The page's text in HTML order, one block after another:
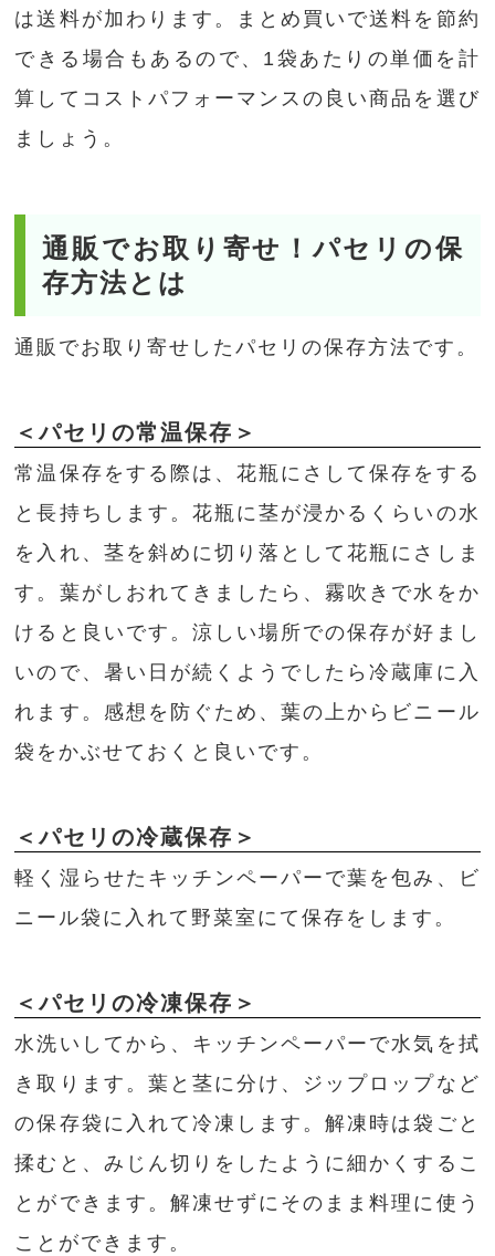
は送料が加わります。まとめ買いで送料を節約
できる場合もあるので、1袋あたりの単価を計
算してコストパフォーマンスの良い商品を選び
ましょう。
通販でお取り寄せ！パセリの保
存方法とは
通販でお取り寄せしたパセリの保存方法です。
＜パセリの常温保存＞
常温保存をする際は、花瓶にさして保存をする
と長持ちします。花瓶に茎が浸かるくらいの水
を入れ、茎を斜めに切り落として花瓶にさしま
す。葉がしおれてきましたら、霧吹きで水をか
けると良いです。涼しい場所での保存が好まし
いので、暑い日が続くようでしたら冷蔵庫に入
れます。感想を防ぐため、葉の上からビニール
袋をかぶせておくと良いです。
＜パセリの冷蔵保存＞
軽く湿らせたキッチンペーパーで葉を包み、ビ
ニール袋に入れて野菜室にて保存をします。
＜パセリの冷凍保存＞
水洗いしてから、キッチンペーパーで水気を拭
き取ります。葉と茎に分け、ジップロップなど
の保存袋に入れて冷凍します。解凍時は袋ごと
揉むと、みじん切りをしたように細かくするこ
とができます。解凍せずにそのまま料理に使う
ことができます。